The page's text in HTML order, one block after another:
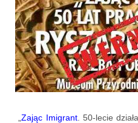
„Zając Imigrant. 50-lecie